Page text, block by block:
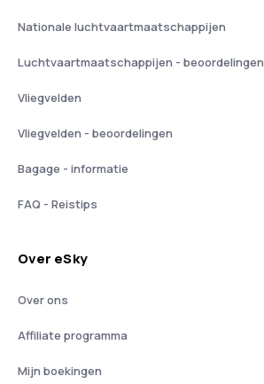
Nationale luchtvaartmaatschappijen
Luchtvaartmaatschappijen - beoordelingen
Vliegvelden
Vliegvelden - beoordelingen
Bagage - informatie
FAQ - Reistips
Over eSky
Over ons
Affiliate programma
Mijn boekingen